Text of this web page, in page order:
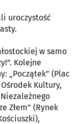
uroczystość
w samo
Kolejne
„Początek” (Plac
Ośrodek Kultury,
Złem” (Rynek